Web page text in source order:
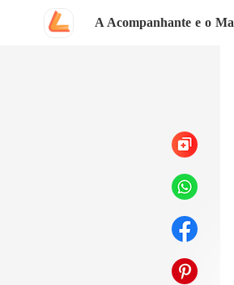
A Acompanhante e o